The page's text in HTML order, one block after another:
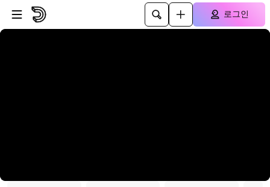
플레이어로 건너뛰기
본문으로 건너뛰기
로그인